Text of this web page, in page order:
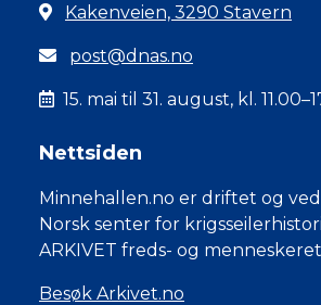
Kakenveien, 3290 Stavern
post@dnas.no
15. mai til 31. august, kl.
Nettsiden
Minnehallen.no er driftet og
Norsk senter for
ARKIVET freds- og
Besøk Arkivet.no